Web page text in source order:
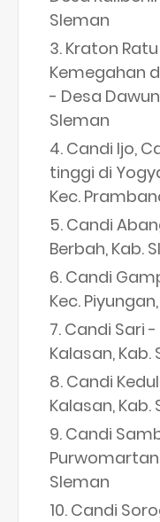
Sleman
Kraton
Kemegahan
- Desa
Sleman
Candi Ijo,
tinggi di
Kec.
Candi
Berbah, Kab.
Candi
Kec.
Candi Sari
Kalasan, Kab.
Candi
Kalasan, Kab.
Candi
Sleman
Candi